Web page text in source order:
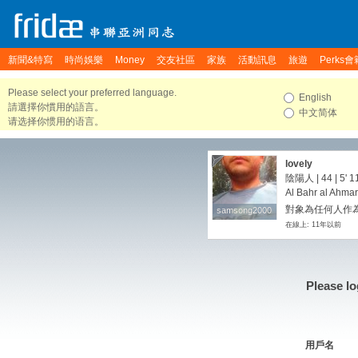
新聞&特寫 時尚娛樂 Money 交友社區 家族 活動訊息 旅遊 Perks會
Please select your preferred language.
請選擇你慣用的語言。
请选择你惯用的语言。
English
中文简体
samsong2000
samsong2000
lovely
陰陽人 | 44 | 5'
Al Bahr al
對象為任何人作
在線上: 11年以前
Please
用戶名